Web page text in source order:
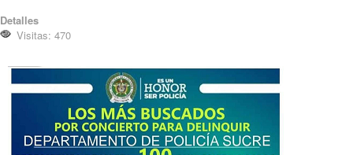
Detalles
Visitas: 470